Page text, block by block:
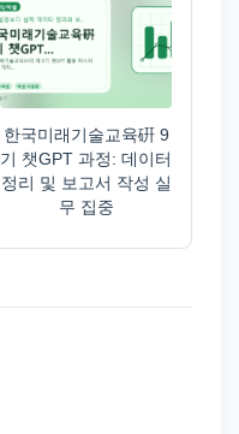
한국미래기술교육硏 9
기 챗GPT 과정: 데이터
정리 및 보고서 작성 실
무 집중